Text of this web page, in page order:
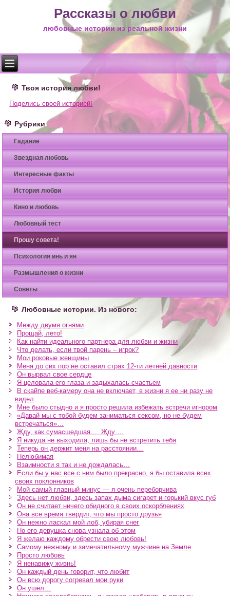
Рассказы о любви
любовные истории из реальной жизни
Твоя история любви!
Поделись своей историей!
Рубрики
Гадание
Звездная любовь
Интересные факты
История любви
Кино и любовь
Любовный тест
Прошу совета!
Психология инь и ян
Размышления о жизни
Советы
Любовные истории. Из нового:
Между двумя огнями
Прощай, лето!
Как найти идеального партнера для любви и жизни
Что делать, если твой парень – игрок?
Мои роковые женщины
Меня до сих пор не оставил страх 12-ти летней давности
Он вырвал свое сердце
Я целовала его глаза и задыхалась счастьем
В скайпе веб-камеру она не включает, в жизни я ее ни разу не
видел
Мне было стыдно и я просто решила избежать встречи игнором
«Давай мы с тобой будем заниматься сексом, но не будем
встречаться»…
Жду, как сумасшедшая…. Жду….
Я никуда не выходила, лишь бы не встретить тебя
Теперь он держит меня на расстоянии…
Нелюбимая
Взаимности я так и не дождалась…
Если бы у нас все с ним было прекрасно, я бы оставила всех
своих поклонников
Мой самый главный минус — я очень переборчива
Здесь нет любви, здесь запах дыма сигарет и горький вкус губ
Он не считает ничего обидного в своих оскорблениях
Она все время твердит, что мы просто друзья
Он нежно ласкал мой лоб, убирая снег
Но его девушка снова узнала об этом
Я желаю каждому обрести свою любовь!
Самому нежному и замечательному мужчине на Земле
Просто любовь
Я ненавижу жизнь!
Он каждый день говорит, что любит
Он всю дорогу согревал мои руки
Он ушел…